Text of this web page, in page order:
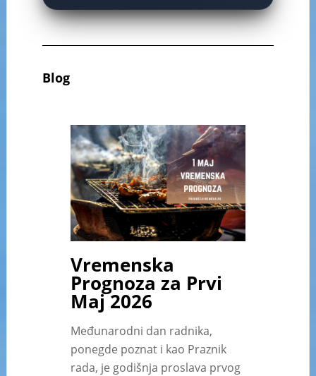
Blog
Vremenska
Prognoza za Prvi
Maj 2026
Međunarodni dan radnika,
ponegde poznat i kao Praznik
rada, je godišnja proslava prvog